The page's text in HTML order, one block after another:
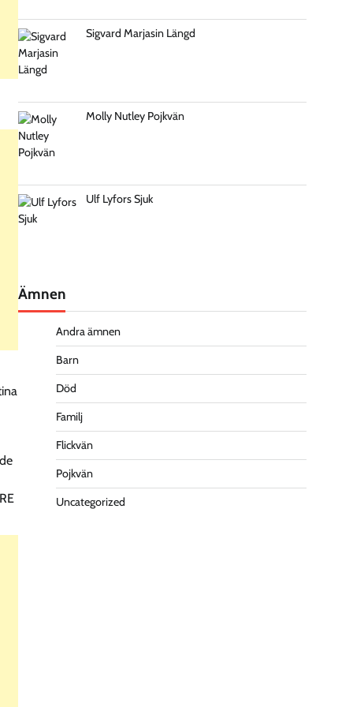
Sigvard Marjasin Längd
Molly Nutley Pojkvän
Ulf Lyfors Sjuk
Ämnen
Andra ämnen
Barn
Död
Familj
Flickvän
Pojkvän
Uncategorized